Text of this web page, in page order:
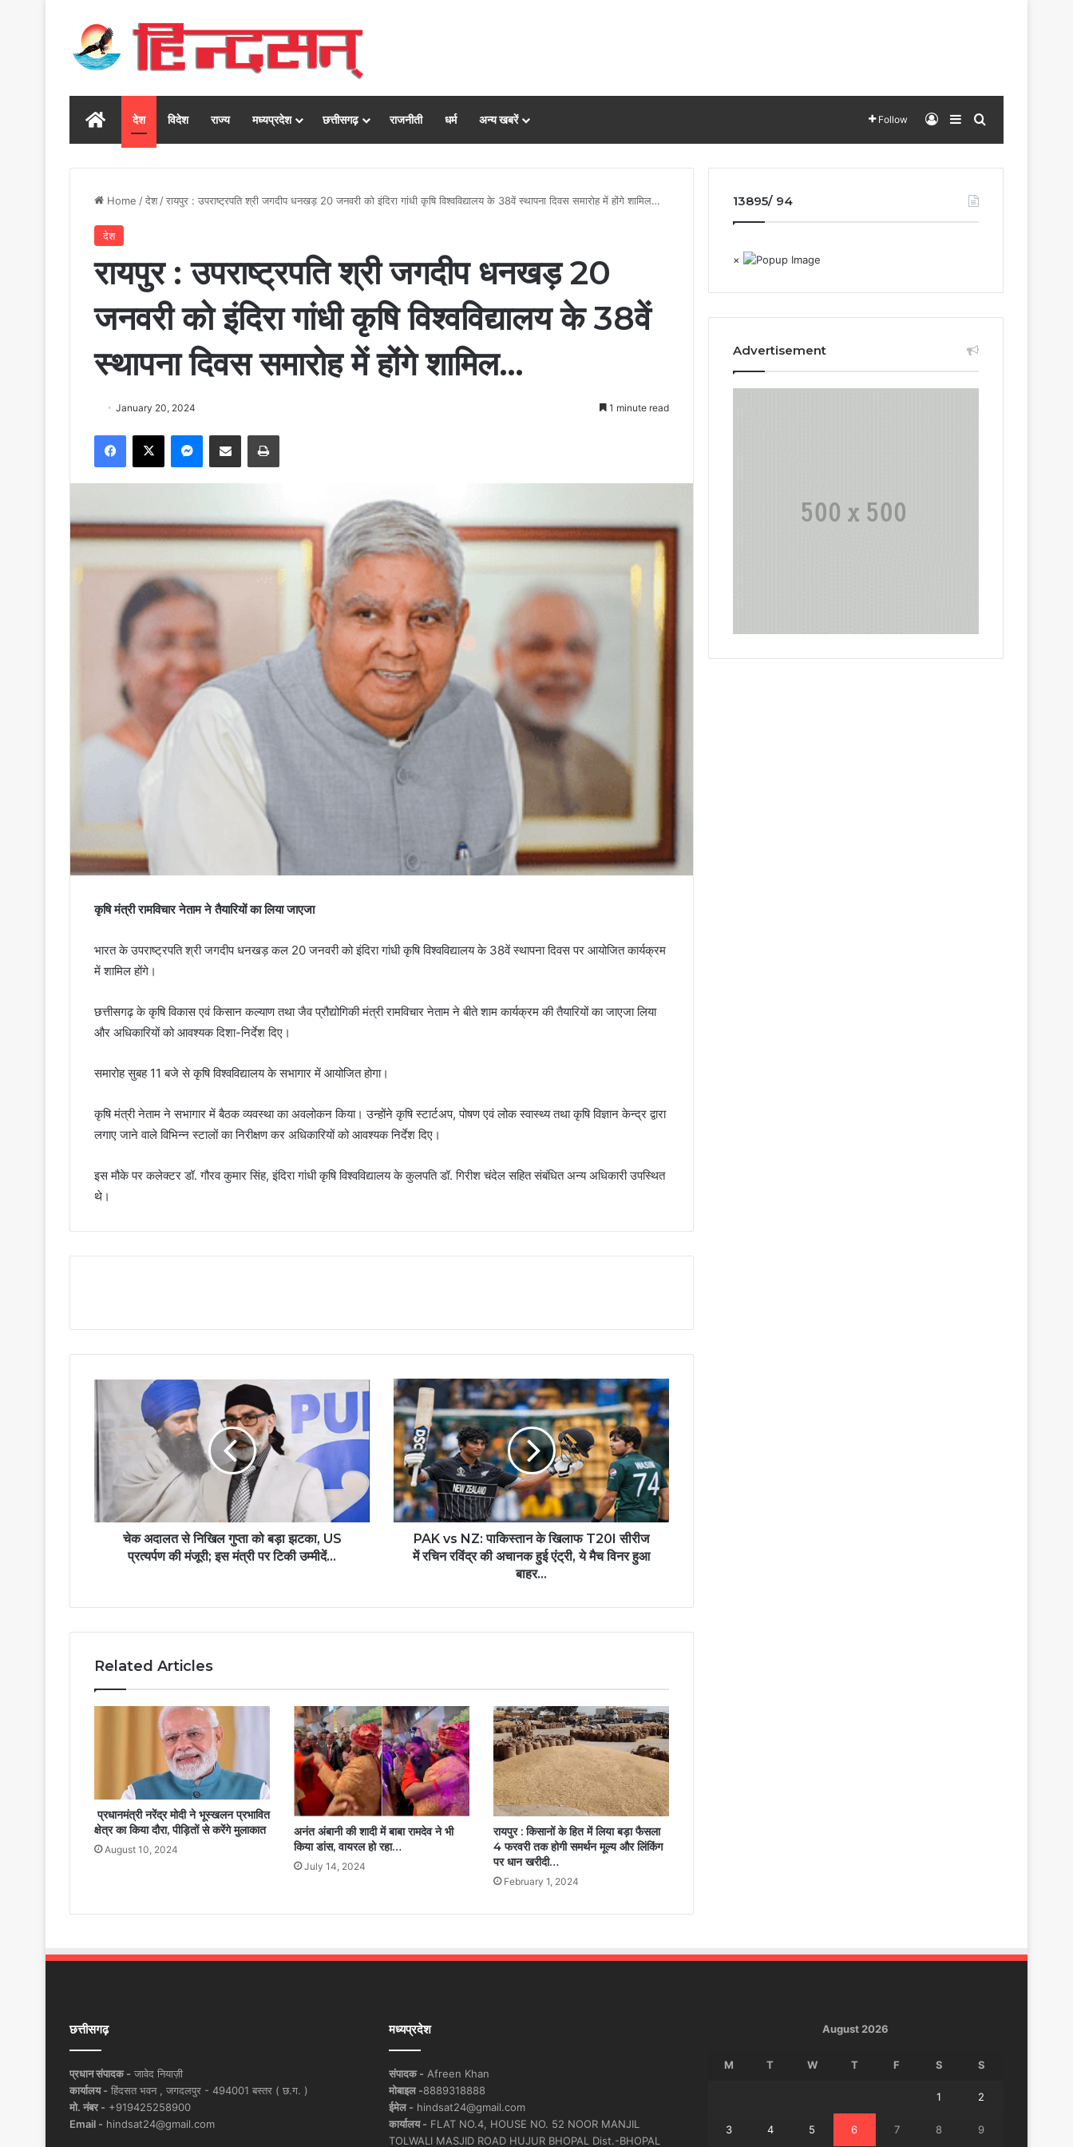
Homeदेश विदेश राज्य मध्यप्रदेश छत्तीसगढ़ राजनीती धर्म अन्य खबरें Follow Log InSidebarSearch for
Home /देश/रायपुर : उपराष्ट्रपति श्री जगदीप धनखड़ 20 जनवरी को इंदिरा गांधी कृषि विश्वविद्यालय के 38वें स्थापना दिवस समारोह में होंगे शामिल…
देश
रायपुर : उपराष्ट्रपति श्री जगदीप धनखड़ 20
जनवरी को इंदिरा गांधी कृषि विश्वविद्यालय के 38वें
स्थापना दिवस समारोह में होंगे शामिल…
January 20, 2024 1 minute read
Facebook
X Messenger
Share via Email Print
कृषि मंत्री रामविचार नेताम ने तैयारियों का लिया जाएजा
भारत के उपराष्ट्रपति श्री जगदीप धनखड़ कल 20 जनवरी को इंदिरा गांधी कृषि विश्वविद्यालय के 38वें स्थापना दिवस पर आयोजित कार्यक्रम
में शामिल होंगे।
छत्तीसगढ़ के कृषि विकास एवं किसान कल्याण तथा जैव प्रौद्योगिकी मंत्री रामविचार नेताम ने बीते शाम कार्यक्रम की तैयारियों का जाएजा लिया
और अधिकारियों को आवश्यक दिशा-निर्देश दिए।
समारोह सुबह 11 बजे से कृषि विश्वविद्यालय के सभागार में आयोजित होगा।
कृषि मंत्री नेताम ने सभागार में बैठक व्यवस्था का अवलोकन किया। उन्होंने कृषि स्टार्टअप, पोषण एवं लोक स्वास्थ्य तथा कृषि विज्ञान केन्द्र द्वारा
लगाए जाने वाले विभिन्न स्टालों का निरीक्षण कर अधिकारियों को आवश्यक निर्देश दिए।
इस मौके पर कलेक्टर डॉ. गौरव कुमार सिंह, इंदिरा गांधी कृषि विश्वविद्यालय के कुलपति डॉ. गिरीश चंदेल सहित संबंधित अन्य अधिकारी उपस्थित
थे।
चेक अदालत से निखिल गुप्ता को बड़ा झटका, US
प्रत्यर्पण की मंजूरी; इस मंत्री पर टिकी उम्मीदें...
PAK vs NZ: पाकिस्तान के खिलाफ T20I सीरीज
में रचिन रविंद्र की अचानक हुई एंट्री, ये मैच विनर हुआ
बाहर...
Related Articles
प्रधानमंत्री नरेंद्र मोदी ने भूस्खलन प्रभावित
क्षेत्र का किया दौरा, पीड़ितों से करेंगे मुलाकात
August 10, 2024
अनंत अंबानी की शादी में बाबा रामदेव ने भी
किया डांस, वायरल हो रहा…
July 14, 2024
रायपुर : किसानों के हित में लिया बड़ा फैसला
4 फरवरी तक होगी समर्थन मूल्य और लिंकिंग
पर धान खरीदी…
February 1, 2024
13895/ 94
×
Advertisement
छत्तीसगढ़
प्रधान संपादक - जावेद नियाज़ी
कार्यालय - हिंदसत भवन , जगदलपुर - 494001 बस्तर ( छ.ग. )
मो. नंबर - +919425258900
Email - hindsat24@gmail.com
मध्यप्रदेश
संपादक - Afreen Khan
मोबाइल -8889318888
ईमेल - hindsat24@gmail.com
कार्यालय - FLAT NO.4, HOUSE NO. 52 NOOR MANJIL
TOLWALI MASJID ROAD HUJUR BHOPAL Dist.-BHOPAL
August 2026
M T W T F S S
1 2
3 4 5 6 7 8 9